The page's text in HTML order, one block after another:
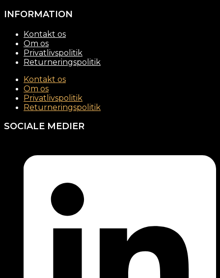
INFORMATION
Kontakt os
Om os
Privatlivspolitik
Returneringspolitik
Kontakt os
Om os
Privatlivspolitik
Returneringspolitik
SOCIALE MEDIER